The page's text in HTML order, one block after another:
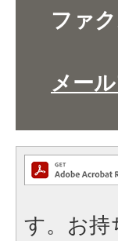
ファ
メー
す。お持